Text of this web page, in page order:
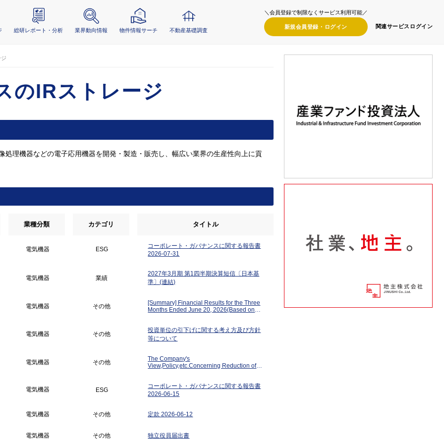
総研レポート・分析 業界動向情報 物件情報サーチ 不動産基礎調査
＼会員登録で制限なくサービス利用可能／
新規会員登録・ ログイン 関連サービス ログイン
のIRストレージ
理機器などの電子応用機器を開発・製造・販売し、幅広い業界の生産性向上に貢
業種分類 カテゴリ タイトル
電気機器 ESG
コーポレート・ガバナンスに関する報告書
2026-07-31
電気機器 業績
2027年3月期 第1四半期決算短信〔日本基
準〕(連結)
電気機器 その他
[Summary] Financial Results for the Three
Months Ended June 20, 2026(Based on
電気機器 その他
投資単位の引下げに関する考え方及び方針
等について
電気機器 その他
The Company's
View,Policy,etc.Concerning Reduction of
電気機器 ESG
コーポレート・ガバナンスに関する報告書
2026-06-15
電気機器 その他 定款 2026-06-12
電気機器 その他 独立役員届出書